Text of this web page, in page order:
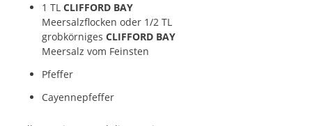
1 TL CLIFFORD BAY
Meersalzflocken oder 1/2 TL
grobkörniges CLIFFORD BAY
Meersalz vom Feinsten
Pfeffer
Cayennepfeffer